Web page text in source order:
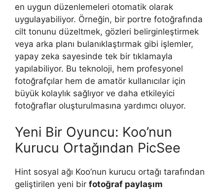
en uygun düzenlemeleri otomatik olarak
uygulayabiliyor. Örneğin, bir portre fotoğrafında
cilt tonunu düzeltmek, gözleri belirginleştirmek
veya arka planı bulanıklaştırmak gibi işlemler,
yapay zeka sayesinde tek bir tıklamayla
yapılabiliyor. Bu teknoloji, hem profesyonel
fotoğrafçılar hem de amatör kullanıcılar için
büyük kolaylık sağlıyor ve daha etkileyici
fotoğraflar oluşturulmasına yardımcı oluyor.
Yeni Bir Oyuncu: Koo’nun
Kurucu Ortağından PicSee
Hint sosyal ağı Koo’nun kurucu ortağı tarafından
geliştirilen yeni bir fotoğraf paylaşım